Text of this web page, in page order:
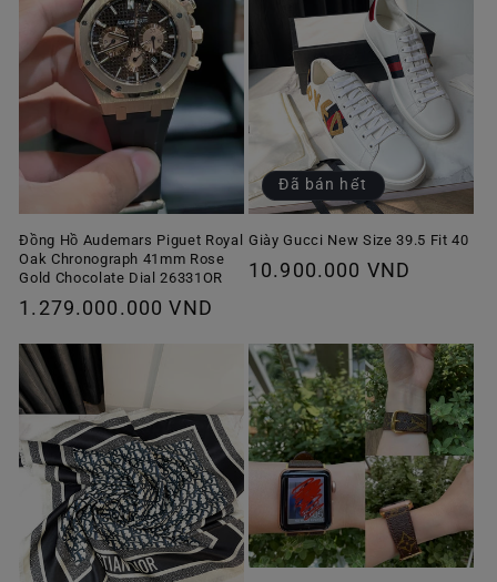
Đồng Hồ Audemars Piguet Royal
Oak Chronograph 41mm Rose
Gold Chocolate Dial 26331OR
Giá
thường
1.279.000.000 VND
Đã bán hết
Giày Gucci New Size 39.5 Fit 40
Giá
10.900.000 VND